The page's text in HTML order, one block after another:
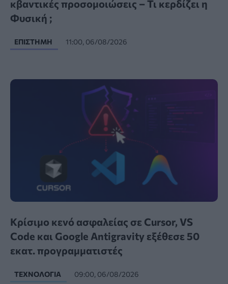
κβαντικές προσομοιώσεις – Τι κερδίζει η
Φυσική ;
ΕΠΙΣΤΉΜΗ 11:00, 06/08/2026
Κρίσιμο κενό ασφαλείας σε Cursor, VS
Code και Google Antigravity εξέθεσε 50
εκατ. προγραμματιστές
ΤΕΧΝΟΛΟΓΊΑ 09:00, 06/08/2026